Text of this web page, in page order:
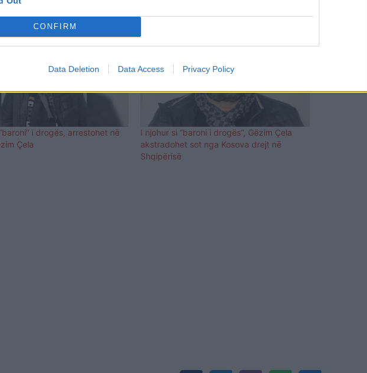
CONFIRM
Data Deletion Data Access Privacy Policy
i drogës, arrestohet në
Çela
I njohur si “baroni i drogës”, Gëzim Çela
akstradohet sot nga Kosova drejt në
Shqipërisë